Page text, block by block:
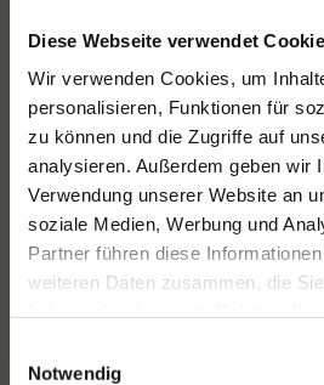
Diese Webseite verwendet
Wir verwenden Cookies, um
personalisieren, Funktionen für
zu können und die Zugriffe auf
analysieren. Außerdem geben wir
Verwendung unserer Website an
soziale Medien, Werbung und
Partner führen diese
weiteren Daten zusammen, die
Notwendig
Für alle Ihre
und Feste
Hansen Events ist Ihr
Veranstaltungen von groß
Lesen Sie mehr